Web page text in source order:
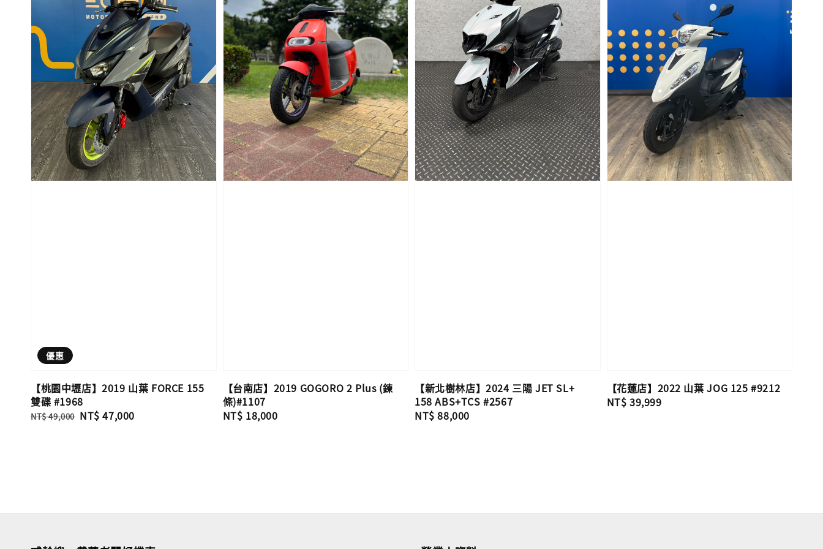
優惠
【桃園中壢店】2019 山葉 FORCE 155
雙碟 #1968
Regular
NT$ 49,000 Sale
NT$ 47,000
【台南店】2019 GOGORO 2 Plus (鍊
條)#1107
Regular
NT$ 18,000
【新北樹林店】2024 三陽 JET SL+
158 ABS+TCS #2567
Regular
NT$ 88,000
【花蓮店】2022 山葉 JOG 125 #9212
Regular
NT$ 39,999